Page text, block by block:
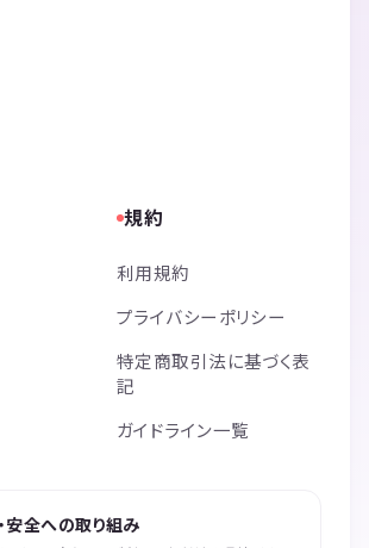
規約
利用規約
プライバシーポリシー
特定商取引法に基づく表
記
ガイドライン一覧
安全への取り組み